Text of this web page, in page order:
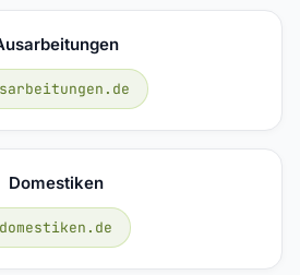
Domestiken
domestiken.de